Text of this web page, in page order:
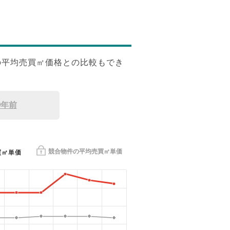
均売買㎡価格との比較もでき
前
競合物件の平均売買㎡単価
単価